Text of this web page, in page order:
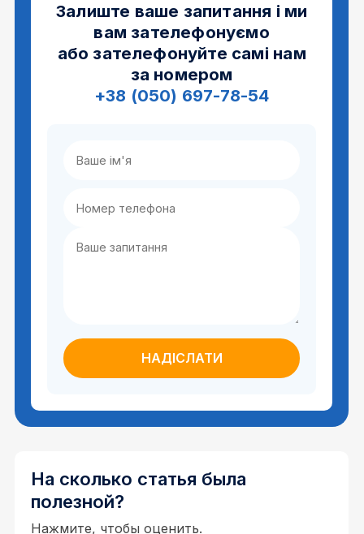
Залиште ваше запитання і ми
вам зателефонуємо
або зателефонуйте самі нам
за номером
+38 (050) 697-78-54
На сколько статья была
полезной?
Нажмите, чтобы оценить.